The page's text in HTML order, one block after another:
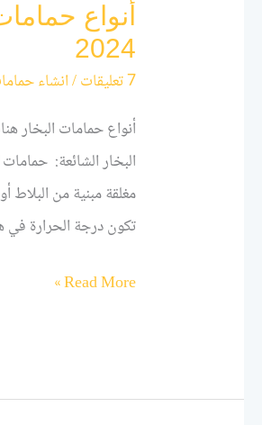
أنواع
2024
7 تعليقات /انشاء
أنواع حمامات البخار
البخار الشائعة: حمامات
مغلقة مبنية من
تكون درجة الحرارة
Read More »